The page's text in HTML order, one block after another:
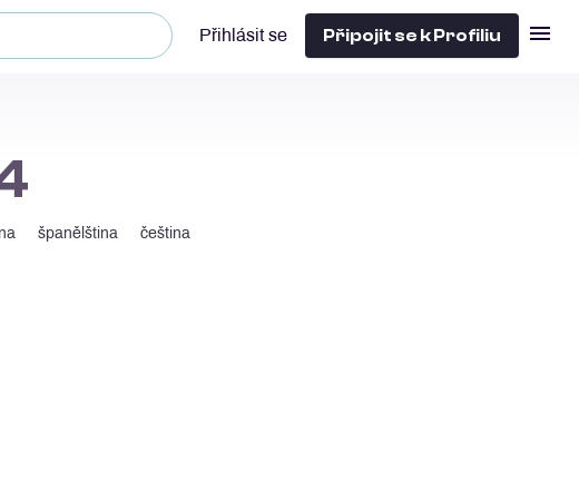
Přihlásit se Připojit se k Profiliu
španělština čeština